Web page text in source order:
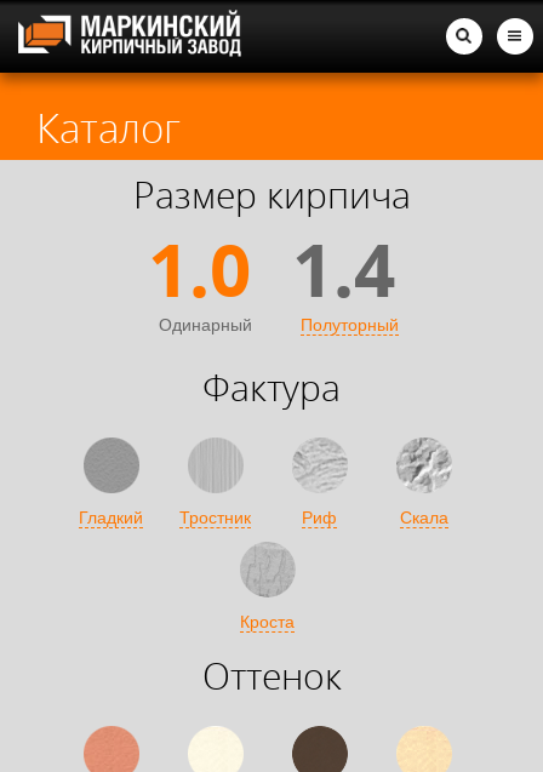
Каталог
Размер кирпича
1.0
Одинарный
1.4
Полуторный
Фактура
Гладкий Тростник Риф Скала
Кроста
Оттенок